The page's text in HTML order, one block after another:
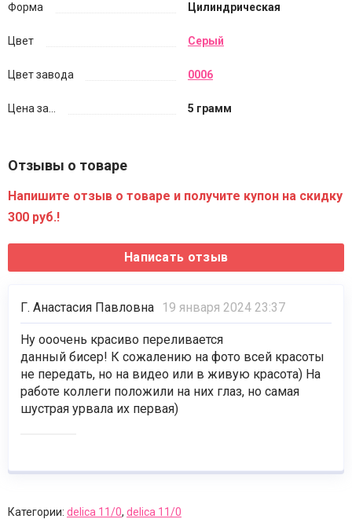
Форма Цилиндрическая
Цвет Серый
Цвет завода 0006
Цена за... 5 грамм
Отзывы о товаре
Напишите отзыв о товаре и получите купон на скидку
300 руб.!
Г. Анастасия Павловна 19 января 2024 23:37
Ну ооочень красиво переливается
данный бисер! К сожалению на фото всей красоты
не передать, но на видео или в живую красота) На
работе коллеги положили на них глаз, но самая
шустрая урвала их первая)
Категории: delica 11/0, delica 11/0